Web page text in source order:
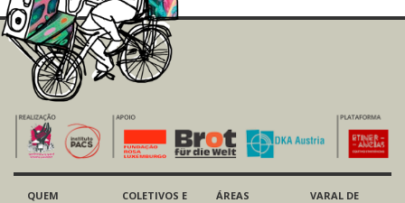
QUEM
COLETIVOS E
ÁREAS
VARAL DE